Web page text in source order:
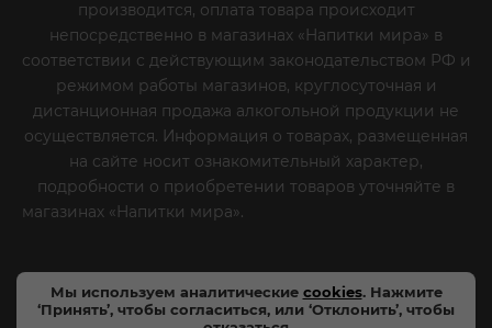
Мы используем аналитические cookies. Нажмите
‘Принять’, чтобы согласиться, или ‘Отклонить’, чтобы
производится, оплата товара происходит
непосредственно в магазинах «Напитки мира» в
соответствии с действующим законодательством РФ и
режимом работы магазинов, круглосуточная и
дистанционная продажа алкогольной продукции не
осуществляется. Информация о товарах, размещенная
на сайте носит ознакомительный характер,
подробности о приобретении товаров уточняйте в
магазинах «Напитки мира».